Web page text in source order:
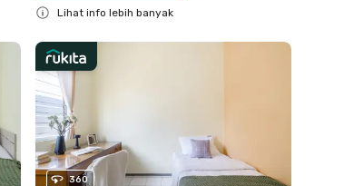
Lihat info lebih banyak
360